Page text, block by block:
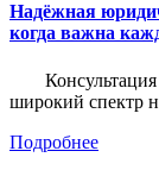
Надёжная
когда важна
широкий спектр
Подробнее